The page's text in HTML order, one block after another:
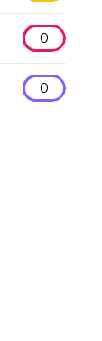
0
0